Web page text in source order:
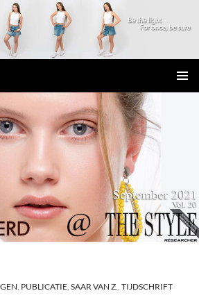
, PUBLICATIE, SAAR VAN Z., TIJDSCHRIFT